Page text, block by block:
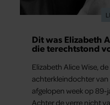
Dit was Elizabeth
die terechtstond
Elizabeth Alice Wise,
achterkleindochter
afgelopen week op 89-
Achter de verre nicht